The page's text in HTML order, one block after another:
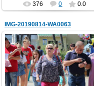
376 0 0.0
IMG-20190814-WA0063
14.08.2019
hololenkomariya